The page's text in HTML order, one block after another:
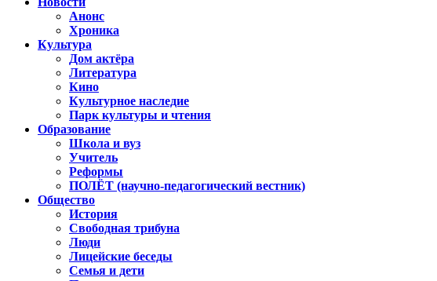
Анонс
Хроника
Культура
Дом актёра
Литература
Кино
Культурное наследие
Парк культуры и чтения
Образование
Школа и вуз
Учитель
Реформы
ПОЛЁТ (научно-педагогический вестник)
Общество
История
Свободная трибуна
Люди
Лицейские беседы
Семья и дети